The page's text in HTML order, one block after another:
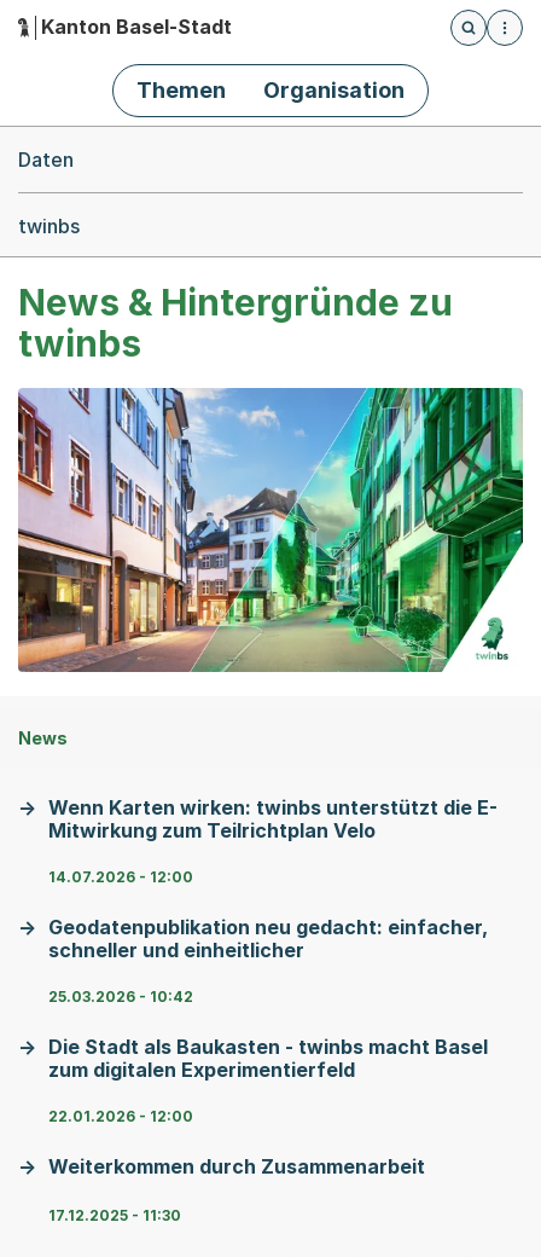
Hauptnavigation
Kanton Basel-Stadt
Öffnet
Themen Organisation
Daten
twinbs
News & Hintergründe zu
twinbs
News
Wenn Karten wirken: twinbs unterstützt die E-
Mitwirkung zum Teilrichtplan Velo
14.07.2026 - 12:00
Geodatenpublikation neu gedacht: einfacher,
schneller und einheitlicher
25.03.2026 - 10:42
Die Stadt als Baukasten - twinbs macht Basel
zum digitalen Experimentierfeld
22.01.2026 - 12:00
Weiterkommen durch Zusammenarbeit
17.12.2025 - 11:30